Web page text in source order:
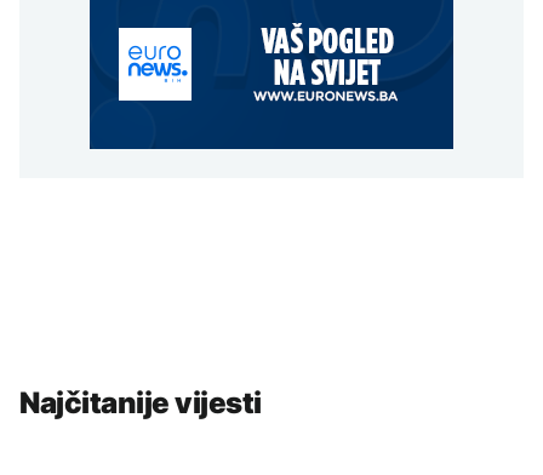
Najčitanije vijesti